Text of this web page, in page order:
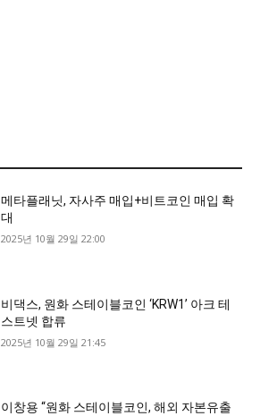
메타플래닛, 자사주 매입+비트코인 매입 확
대
2025년 10월 29일 22:00
비댁스, 원화 스테이블코인 ‘KRW1’ 아크 테
스트넷 합류
2025년 10월 29일 21:45
이창용 “원화 스테이블코인, 해외 자본유출